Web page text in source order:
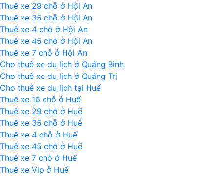
Thuê xe 29 chỗ ở Hội An
Thuê xe 35 chỗ ở Hội An
Thuê xe 4 chỗ ở Hội An
Thuê xe 45 chỗ ở Hội An
Thuê xe 7 chỗ ở Hội An
Cho thuê xe du lịch ở Quảng Bình
Cho thuê xe du lịch ở Quảng Trị
Cho thuê xe du lịch tại Huế
Thuê xe 16 chỗ ở Huế
Thuê xe 29 chỗ ở Huế
Thuê xe 35 chỗ ở Huế
Thuê xe 4 chỗ ở Huế
Thuê xe 45 chỗ ở Huế
Thuê xe 7 chỗ ở Huế
Thuê xe Vip ở Huế